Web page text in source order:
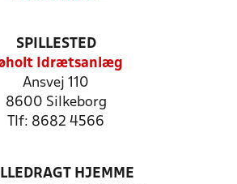
SPILLESTED
Idrætsanlæg
Ansvej 110
8600 Silkeborg
Tlf: 8682 4566
HJEMME